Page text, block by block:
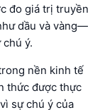
đo giá trị truyền
dầu và vàng—
ý.
nền kinh tế
thức được thực
sự chú ý của